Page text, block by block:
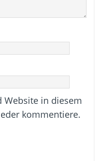
Website in diesem
kommentiere.